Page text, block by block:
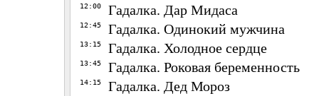
12:00 Гадалка. Дар Мидаса
12:45 Гадалка. Одинокий мужчина
13:15 Гадалка. Холодное сердце
13:45 Гадалка. Роковая беременность
14:15 Гадалка. Дед Мороз